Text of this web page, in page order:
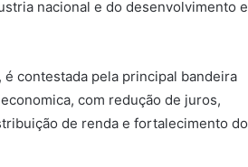
nacional e do desenvolvimento e
contestada pela principal bandeira
com redução de juros,
de renda e fortalecimento do